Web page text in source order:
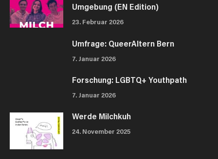
Umgebung (EN Edition)
23. Februar 2026
Umfrage: QueerAltern Bern
7. Januar 2026
Forschung: LGBTQ+ Youthpath
7. Januar 2026
Werde Milchkuh
24. November 2025